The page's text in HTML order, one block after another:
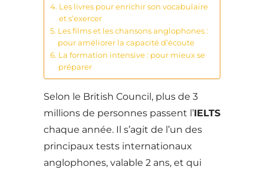
Les livres pour enrichir son vocabulaire
et s’exercer
Les films et les chansons anglophones :
pour améliorer la capacité d’écoute
La formation intensive : pour mieux se
préparer
Selon le British Council, plus de 3
millions de personnes passent l’IELTS
chaque année. Il s’agit de l’un des
principaux tests internationaux
anglophones, valable 2 ans, et qui